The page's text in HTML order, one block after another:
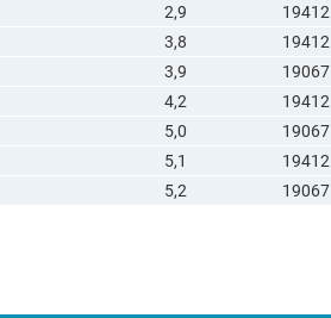
2,9 19412
3,8 19412
3,9 19067
4,2 19412
5,0 19067
5,1 19412
5,2 19067